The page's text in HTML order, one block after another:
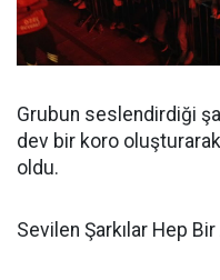
Grubun seslendirdiği
dev bir koro
oldu.
Sevilen Şarkılar Hep